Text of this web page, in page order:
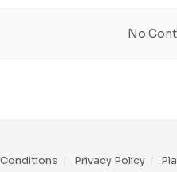
No
Privacy Policy